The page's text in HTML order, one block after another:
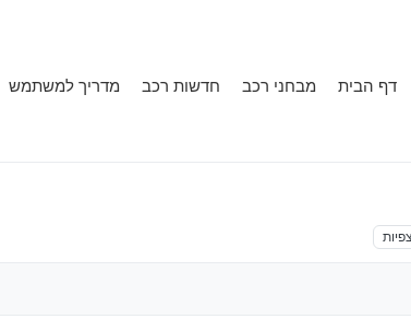
דף הבית מבחני רכב חדשות רכב מדריך למשתמש
צפיות